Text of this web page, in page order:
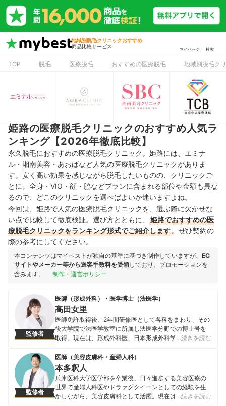
地域別脱毛クリニックおすすめ
商品比較サービス
マイページ 検索
TOP 脱毛 医療脱毛 おすすめの医療脱毛 地域別脱毛ク
姫路の医療脱毛クリニックのおすすめ人気ラ
ンキング【2026年徹底比較】
永久脱毛におすすめの医療脱毛クリニック。姫路には、エミナ
ル・湘南美容・あおばなど人気の医療脱毛クリニックがありま
す。安く高い効果を感じながら脱毛したいものの、クリニックご
とに。全身・VIO・顔・脇などプランに含まれる部位や金額も異な
るので、どこのクリニックを選べばよいか迷いますよね。
今回は、姫路で人気の医療脱毛クリニックを、選ぶ際に欠かせな
い点で比較して徹底検証。選び方とともに、
姫路でおすすめの医
療脱毛クリニックをランキング形式でご紹介します 。ぜひ契約の
際の参考にしてください。
本コンテンツはマイベストが独自の基準に基づき制作していますが、 EC
サイトやメーカー等から送客手数料を受領しており、プロモーションを
含みます。
制作・運営ポリシー
監修者
医師（形成外科）・医学博士（法医学）
髙田女里
医師免許取得後、2年間研修医として各科をまわり、その
後大学院で法医学教室に所属し法医学分野での博士号を
取得。現在は、形成外科医、日本形成外科学会会員・認
会員、日本医師会認定産業医として活動中。 <メディア
実績> 【テレビ】 ・TBS「直撃!コロシアム!!ズバッ
と!TV」「名医の太鼓判」 ・フジテレビ「キスマイ超
BUSAIKU!?」「直撃 LIVE グッディ!」 ・関西テレビ
「NMB とまなぶくん」 ・テレビ東京「業界調査バラエテ
ィー!こんな事でモメてます」 ・日本テレビ「ナカイの
…続きを読む
監修者
医師（美容皮膚科・産婦人科）
本多釈人
兵庫医科大学医学部を卒業後、日々進歩する美容医療の
世界で産婦人科医やドラァグクイーンとしての経験を生
かしながら、美容皮膚科として活躍。現在は、表参道ス
…続きを読む